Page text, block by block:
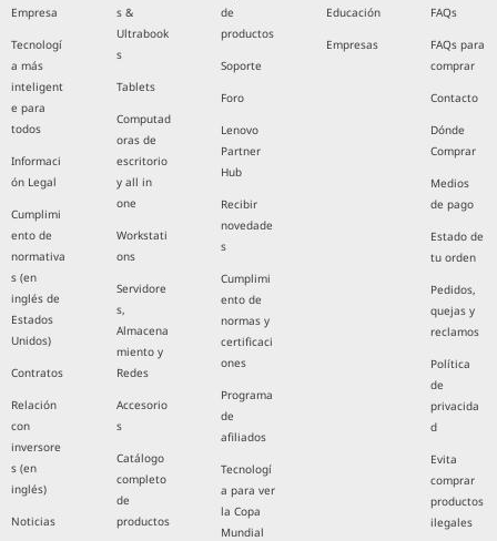
Empresa
Tecnologí
a más
inteligent
e para
todos
Informaci
ón Legal
Cumplimi
ento de
normativa
s (en
inglés de
Estados
Unidos)
Contratos
Relación
con
inversore
s (en
inglés)
Noticias
s &
Ultrabook
s
Tablets
Computad
oras de
escritorio
y all in
one
Workstati
ons
Servidore
s,
Almacena
miento y
Redes
Accesorio
s
Catálogo
completo
de
productos
de
productos
Soporte
Foro
Lenovo
Partner
Hub
Recibir
novedade
s
Cumplimi
ento de
normas y
certificaci
ones
Programa
de
afiliados
Tecnologí
a para ver
la Copa
Mundial
Educación
Empresas
FAQs
FAQs para
comprar
Contacto
Dónde
Comprar
Medios
de pago
Estado de
tu orden
Pedidos,
quejas y
reclamos
Política
de
privacida
d
Evita
comprar
productos
ilegales